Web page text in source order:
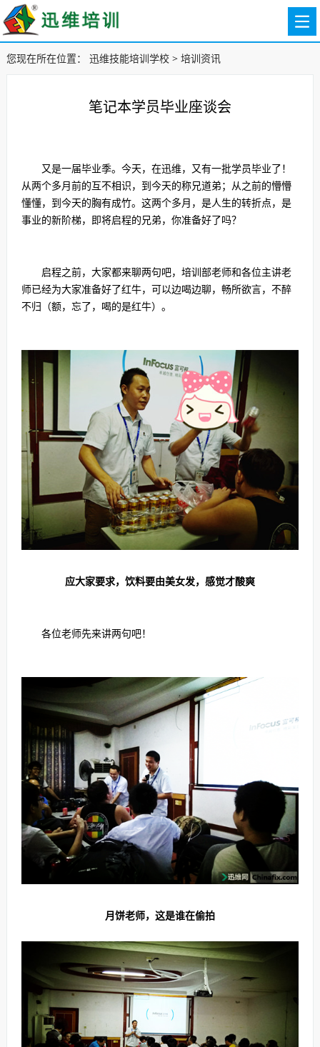
您现在所在位置： 迅维技能培训学校> 培训资讯
笔记本学员毕业座谈会
又是一届毕业季。今天，在迅维，又有一批学员毕业了！
从两个多月前的互不相识，到今天的称兄道弟；从之前的懵懵
懂懂，到今天的胸有成竹。这两个多月，是人生的转折点，是
事业的新阶梯，即将启程的兄弟，你准备好了吗？
启程之前，大家都来聊两句吧，培训部老师和各位主讲老
师已经为大家准备好了红牛，可以边喝边聊，畅所欲言，不醉
不归（额，忘了，喝的是红牛）。
应大家要求，饮料要由美女发，感觉才酸爽
各位老师先来讲两句吧！
月饼老师，这是谁在偷拍